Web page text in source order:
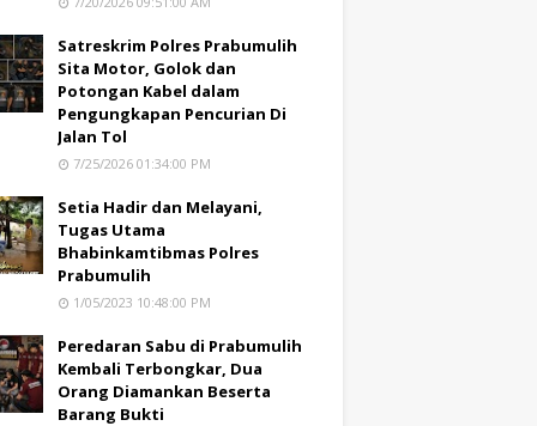
Satreskrim Polres Prabumulih
Sita Motor, Golok dan
Potongan Kabel dalam
Pengungkapan Pencurian Di
Jalan Tol
7/25/2026 01:34:00 PM
Setia Hadir dan Melayani,
Tugas Utama
Bhabinkamtibmas Polres
Prabumulih
1/05/2023 10:48:00 PM
Peredaran Sabu di Prabumulih
Kembali Terbongkar, Dua
Orang Diamankan Beserta
Barang Bukti